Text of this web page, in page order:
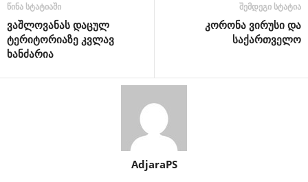
წინა სტატიაში
ვაშლოვანას დაცულ
ტერიტორიაზე კვლავ
ხანძარია
შემდეგი სტატია
კორონა ვირუსი და
საქართველო
AdjaraPS